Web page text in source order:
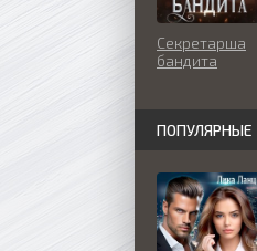
Секретарша
бандита
ПОПУЛЯРНЫЕ